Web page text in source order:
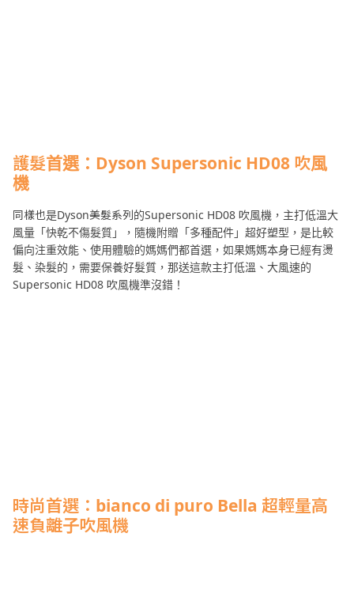
護髮首選： Dyson Supersonic HD08 吹風
機
同樣也是Dyson美髮系列的Supersonic HD08 吹風機，主打低溫大
風量「快乾不傷髮質」，隨機附贈「多種配件」超好塑型，是比較
偏向注重效能、使用體驗的媽媽們都首選，如果媽媽本身已經有燙
髮、染髮的，需要保養好髮質，那送這款主打低溫、大風速的
Supersonic HD08 吹風機準沒錯！
時尚首選：bianco di puro Bella 超輕量高
速負離子吹風機